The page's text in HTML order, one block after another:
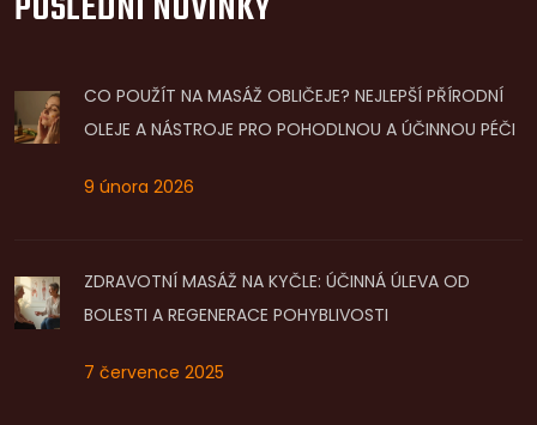
CO POUŽÍT NA MASÁŽ OBLIČEJE? NEJLEPŠÍ PŘÍRODNÍ
OLEJE A NÁSTROJE PRO POHODLNOU A ÚČINNOU PÉČI
9 února 2026
ZDRAVOTNÍ MASÁŽ NA KYČLE: ÚČINNÁ ÚLEVA OD
BOLESTI A REGENERACE POHYBLIVOSTI
7 července 2025